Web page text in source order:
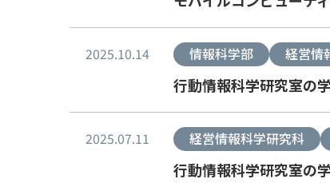
2025.10.14 情報科学部 経営情
行動情報科学研究室の
2025.07.11 経営情報科学研究科
行動情報科学研究室の